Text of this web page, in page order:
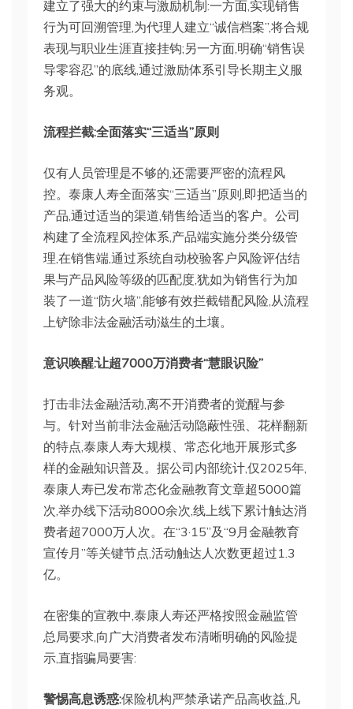
建立了强大的约束与激励机制:一方面,实现销售
行为可回溯管理,为代理人建立“诚信档案”,将合规
表现与职业生涯直接挂钩;另一方面,明确“销售误
导零容忍”的底线,通过激励体系引导长期主义服
务观。
流程拦截:全面落实“三适当”原则
仅有人员管理是不够的,还需要严密的流程风
控。泰康人寿全面落实“三适当”原则,即把适当的
产品,通过适当的渠道,销售给适当的客户。公司
构建了全流程风控体系,产品端实施分类分级管
理,在销售端,通过系统自动校验客户风险评估结
果与产品风险等级的匹配度,犹如为销售行为加
装了一道“防火墙”,能够有效拦截错配风险,从流程
上铲除非法金融活动滋生的土壤。
意识唤醒:让超7000万消费者“慧眼识险”
打击非法金融活动,离不开消费者的觉醒与参
与。针对当前非法金融活动隐蔽性强、花样翻新
的特点,泰康人寿大规模、常态化地开展形式多
样的金融知识普及。据公司内部统计,仅2025年,
泰康人寿已发布常态化金融教育文章超5000篇
次,举办线下活动8000余次,线上线下累计触达消
费者超7000万人次。在“3·15”及“9月金融教育
宣传月”等关键节点,活动触达人次数更超过1.3
亿。
在密集的宣教中,泰康人寿还严格按照金融监管
总局要求,向广大消费者发布清晰明确的风险提
示,直指骗局要害:
警惕高息诱惑:保险机构严禁承诺产品高收益,凡